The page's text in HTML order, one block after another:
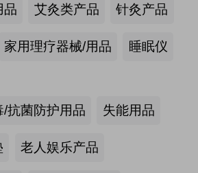
品 艾灸类产品 针灸产品
家用理疗器械/用品 睡眠仪
/抗菌防护用品 失能用品
老人娱乐产品
动护理床：​衡水乐活医疗器械有限
司